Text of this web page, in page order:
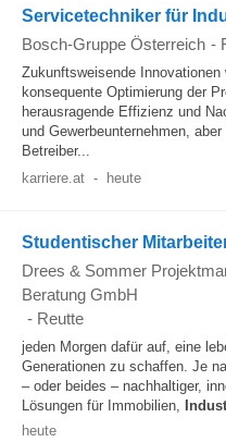
Servicetechniker für
Bosch-Gruppe Österreich -
Zukunftsweisende
konsequente Optimierung der
herausragende Effizienz und
und Gewerbeunternehmen,
Betreiber...
karriere.at - heute
Studentischer
Drees & Sommer
Beratung GmbH
- Reutte
jeden Morgen dafür auf, eine
Generationen zu schaffen. Je
– oder beides – nachhaltiger,
Lösungen für Immobilien,
heute